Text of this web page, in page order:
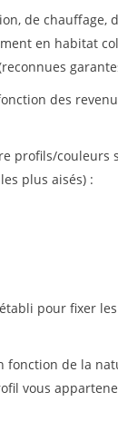
de chauffage,
en habitat
des
profils/couleurs
plus aisés) :
pour fixer
de la
vous